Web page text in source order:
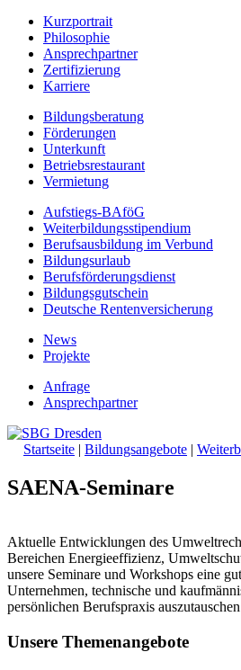
Kurzportrait
Philosophie
Ansprechpartner
Zertifizierung
Karriere
Bildungsberatung
Förderungen
Unterkunft
Betriebsrestaurant
Vermietung
Aufstiegs-BAföG
Weiterbildungsstipendium
Berufsausbildung im Verbund
Bildungsurlaub
Berufsförderungsdienst
Bildungsgutschein
Deutsche Rentenversicherung
News
Projekte
Anfrage
Ansprechpartner
Startseite | Bildungsangebote |
SAENA-Seminare
Aktuelle Entwicklungen des
Bereichen Energieeffizienz,
unsere Seminare und Workshops eine
Unternehmen, technische und
persönlichen Berufspraxis
Unsere Themenangebote